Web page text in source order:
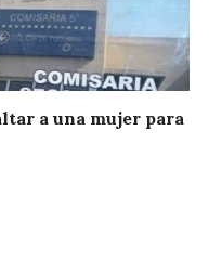
a una mujer para